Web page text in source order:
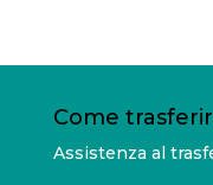
Come
Assistenza al